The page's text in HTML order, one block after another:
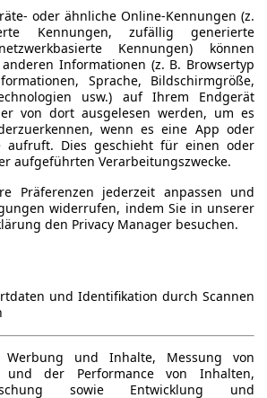
64 kW (87 PS)
km/h) 12,6s
(km/h) 169 km/h
5
140 nm
1596 ccm
Benzin
4
Schaltgetriebe
Vorderradantrieb
1700 mm
-
5
oder ähnliche Online-Kennungen (z.
Kennungen, zufällig generierte
Kennungen) können
Informationen (z. B. Browsertyp
Sprache, Bildschirmgröße,
usw.) auf Ihrem Endgerät
von dort ausgelesen werden, um es
wenn es eine App oder
aufruft. Dies geschieht für einen oder
aufgeführten Verarbeitungszwecke.
Präferenzen jederzeit anpassen und
widerrufen, indem Sie in unserer
den Privacy Manager besuchen.
und Identifikation durch Scannen
Werbung und Inhalte, Messung von
und der Performance von Inhalten,
sowie Entwicklung und